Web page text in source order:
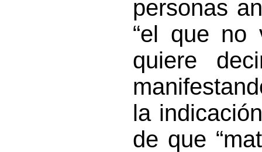
personas
“el que no
quiere
la
de que